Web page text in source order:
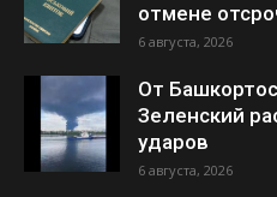
отмене
6 августа, 2026
От
Зеленский
ударов
6 августа, 2026